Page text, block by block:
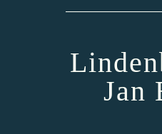
Jan